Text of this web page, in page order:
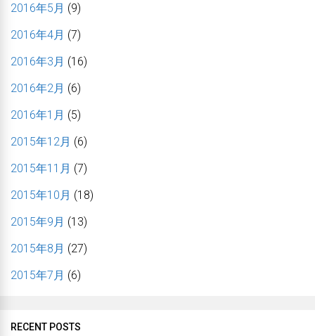
2016年5月 (9)
2016年4月 (7)
2016年3月 (16)
2016年2月 (6)
2016年1月 (5)
2015年12月 (6)
2015年11月 (7)
2015年10月 (18)
2015年9月 (13)
2015年8月 (27)
2015年7月 (6)
RECENT POSTS